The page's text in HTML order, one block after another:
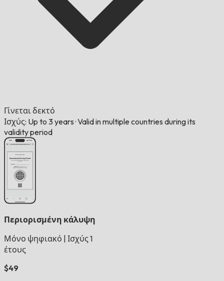
Γίνεται δεκτό
Ισχύς: Up to 3 years ·Valid in multiple countries during its
validity period
Περιορισμένη κάλυψη
Μόνο ψηφιακό Ισχύς 1
έτους
$49